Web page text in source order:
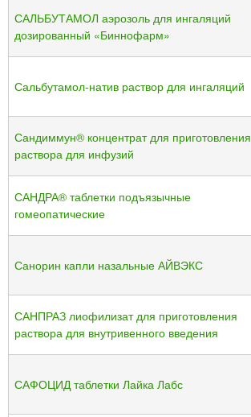
САЛЬБУТАМОЛ аэрозоль для ингаляций
дозированный «Биннофарм»
Сальбутамол-натив раствор для ингаляций
Сандиммун® концентрат для приготовления
раствора для инфузий
САНДРА® таблетки подъязычные
гомеопатические
Санорин капли назальные АЙВЭКС
САНПРАЗ лиофилизат для приготовления
раствора для внутривенного введения
САФОЦИД таблетки Лайка Лабс